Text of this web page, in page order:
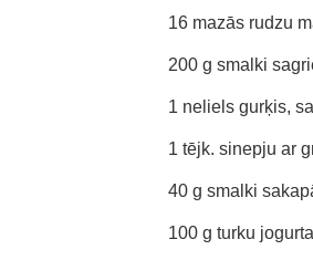
16 mazās rudzu
200 g smalki
1 neliels gurķis,
1 tējk. sinepju ar
40 g smalki
100 g turku